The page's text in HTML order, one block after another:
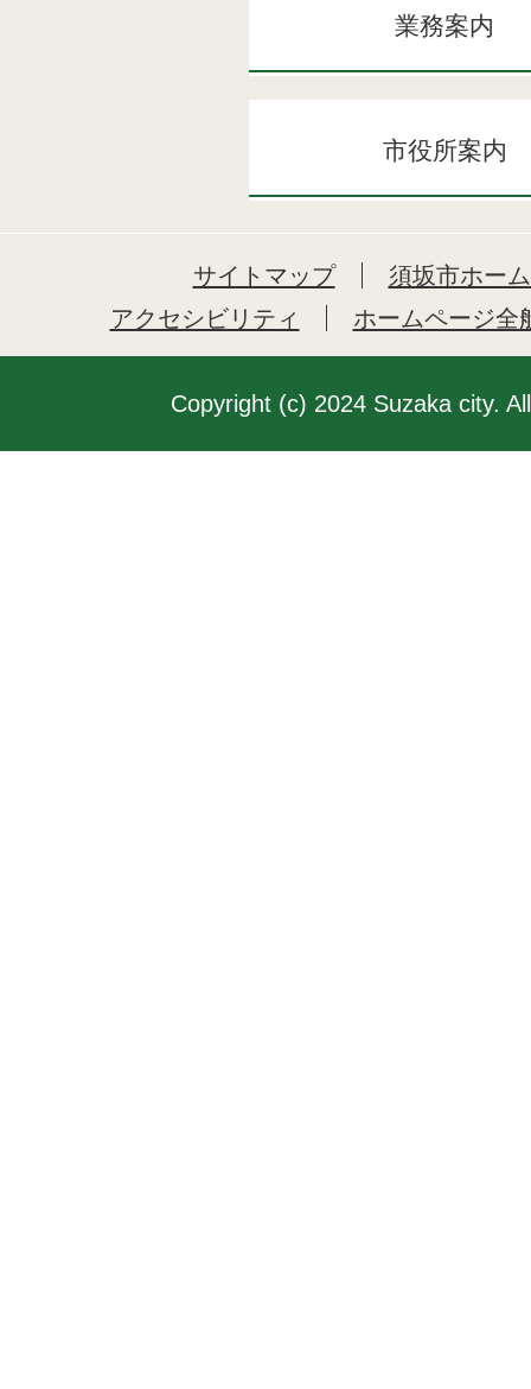
業務案内
市役所案内
サイトマップ
須坂市ホー
アクセシビリティ
ホームページ全
Copyright (c) 2024 Suzaka city.